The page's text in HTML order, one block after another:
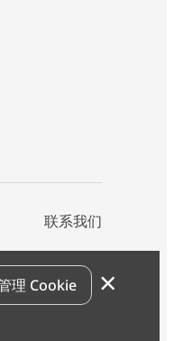
理 Cookie ×
联系我们
通知退订 漏洞报告